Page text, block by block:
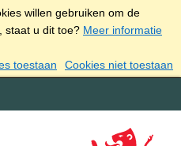
willen gebruiken om de
staat u dit toe? Meer informatie
toestaan
Cookies niet toestaan